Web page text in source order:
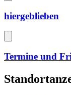
hiergeblieben
Termine und